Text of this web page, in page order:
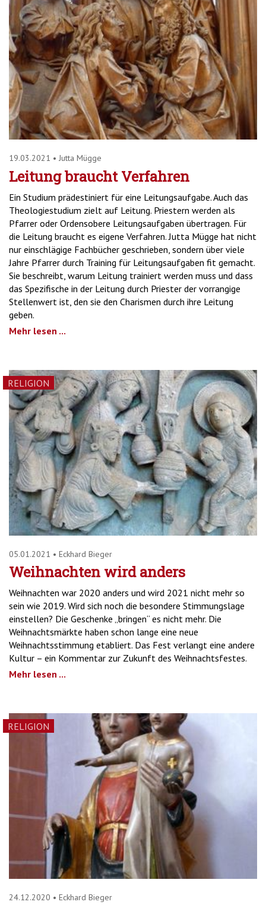
19.03.2021 • Jutta Mügge
Leitung braucht Verfahren
Ein Studium prädestiniert für eine Leitungsaufgabe. Auch das
Theologiestudium zielt auf Leitung. Priestern werden als
Pfarrer oder Ordensobere Leitungsaufgaben übertragen. Für
die Leitung braucht es eigene Verfahren. Jutta Mügge hat nicht
nur einschlägige Fachbücher geschrieben, sondern über viele
Jahre Pfarrer durch Training für Leitungsaufgaben fit gemacht.
Sie beschreibt, warum Leitung trainiert werden muss und dass
das Spezifische in der Leitung durch Priester der vorrangige
Stellenwert ist, den sie den Charismen durch ihre Leitung
geben.
Mehr lesen ...
RELIGION
05.01.2021 • Eckhard Bieger
Weihnachten wird anders
Weihnachten war 2020 anders und wird 2021 nicht mehr so
sein wie 2019. Wird sich noch die besondere Stimmungslage
einstellen? Die Geschenke „bringen“ es nicht mehr. Die
Weihnachtsmärkte haben schon lange eine neue
Weihnachtsstimmung etabliert. Das Fest verlangt eine andere
Kultur – ein Kommentar zur Zukunft des Weihnachtsfestes.
Mehr lesen ...
RELIGION
24.12.2020 • Eckhard Bieger